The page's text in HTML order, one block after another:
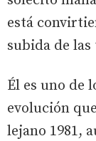
está
subida de
Él es uno de
evolución
lejano 1981,